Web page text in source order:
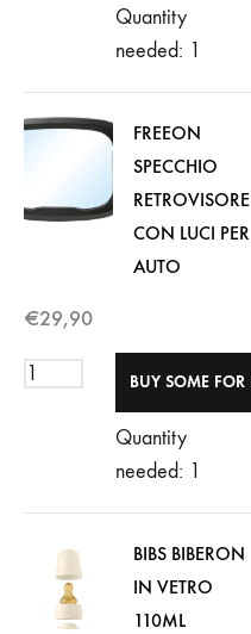
Quantity
needed: 1
FREEON
SPECCHIO
RETROVISORE
CON LUCI PER
AUTO
€29,90
Quantity
needed: 1
BIBS BIBERON
IN VETRO
110ML